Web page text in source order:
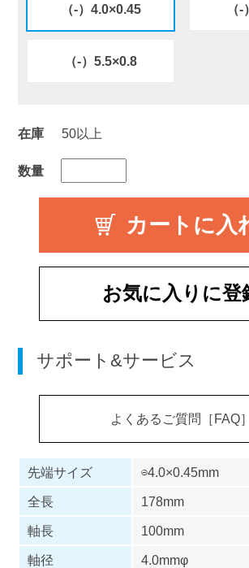
（-）4.0×0.45 （
（-）5.5×0.8
在庫 50以上
数量
お気に入りに登
サポート&サービス
よくあるご質問［FAQ］
先端サイズ
⊖4.0×0.45mm
全長
178mm
軸長
100mm
軸径
4.0mmφ